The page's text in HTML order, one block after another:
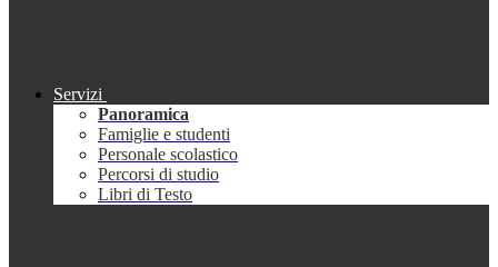
Servizi
Panoramica
Famiglie e studenti
Personale scolastico
Percorsi di studio
Libri di Testo